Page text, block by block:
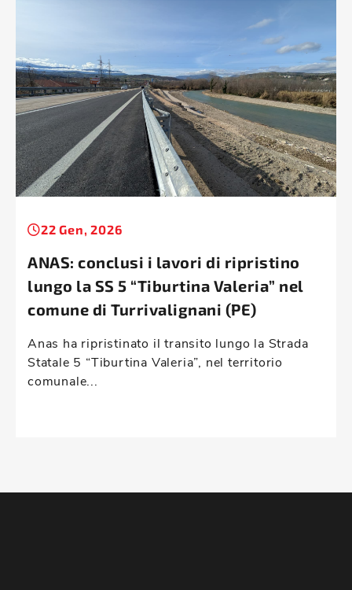
22 Gen, 2026
ANAS: conclusi i lavori di ripristino
lungo la SS 5 “Tiburtina Valeria” nel
comune di Turrivalignani (PE)
Anas ha ripristinato il transito lungo la Strada
Statale 5 “Tiburtina Valeria”, nel territorio
comunale...